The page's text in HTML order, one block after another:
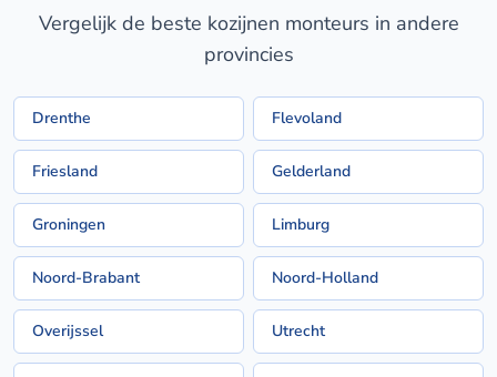
Vergelijk de beste kozijnen monteurs in andere
provincies
Drenthe Flevoland
Friesland Gelderland
Groningen Limburg
Noord-Brabant Noord-Holland
Overijssel Utrecht